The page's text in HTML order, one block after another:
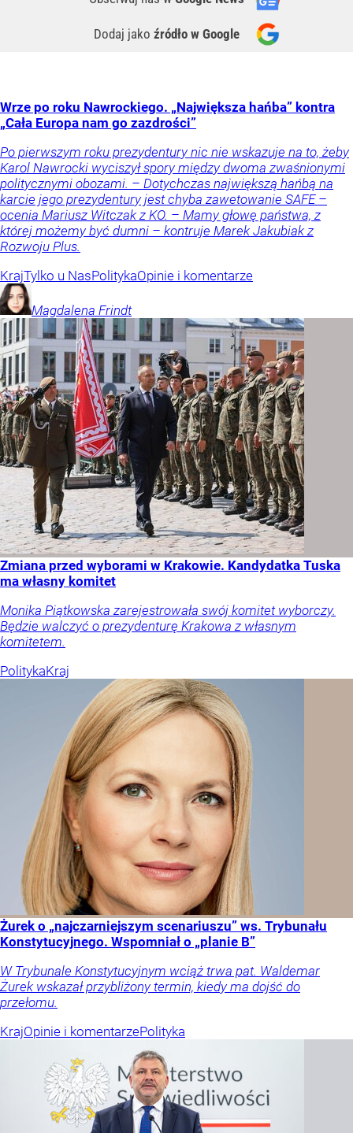
Dodaj jako źródło w Google
Wrze po roku Nawrockiego. „Największa hańba” kontra
„Cała Europa nam go zazdrości”
Po pierwszym roku prezydentury nic nie wskazuje na to, żeby
Karol Nawrocki wyciszył spory między dwoma zwaśnionymi
politycznymi obozami. – Dotychczas największą hańbą na
karcie jego prezydentury jest chyba zawetowanie SAFE –
ocenia Mariusz Witczak z KO. – Mamy głowę państwa, z
której możemy być dumni – kontruje Marek Jakubiak z
Rozwoju Plus.
KrajTylko u NasPolitykaOpinie i komentarze
Magdalena Frindt
Zmiana przed wyborami w Krakowie. Kandydatka Tuska
ma własny komitet
Monika Piątkowska zarejestrowała swój komitet wyborczy.
Będzie walczyć o prezydenturę Krakowa z własnym
komitetem.
PolitykaKraj
Żurek o „najczarniejszym scenariuszu” ws. Trybunału
Konstytucyjnego. Wspomniał o „planie B”
W Trybunale Konstytucyjnym wciąż trwa pat. Waldemar
Żurek wskazał przybliżony termin, kiedy ma dojść do
przełomu.
KrajOpinie i komentarzePolityka